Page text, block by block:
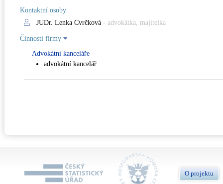
Kontaktní osoby
JUDr. Lenka Cvrčková - advokátka, majitelka
Činnosti firmy
Advokátní kanceláře
advokátní kancelář
O projektu